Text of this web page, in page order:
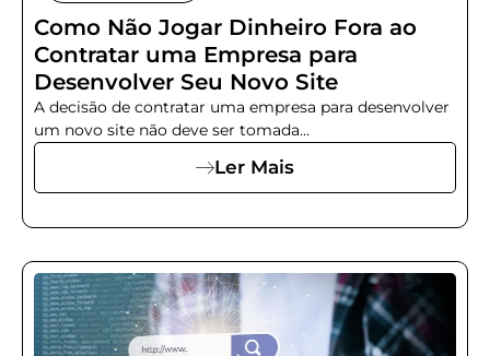
Como Não Jogar Dinheiro Fora ao
Contratar uma Empresa para
Desenvolver Seu Novo Site
A decisão de contratar uma empresa para desenvolver
um novo site não deve ser tomada...
Ler Mais